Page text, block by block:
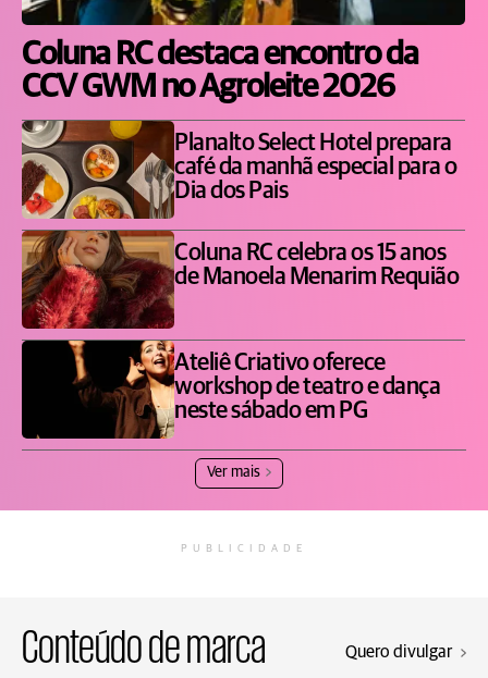
Coluna RC destaca encontro da
CCV GWM no Agroleite 2026
Planalto Select Hotel prepara
café da manhã especial para o
Dia dos Pais
Coluna RC celebra os 15 anos
de Manoela Menarim Requião
Ateliê Criativo oferece
workshop de teatro e dança
neste sábado em PG
Ver mais
PUBLICIDADE
Conteúdo de marca Quero divulgar